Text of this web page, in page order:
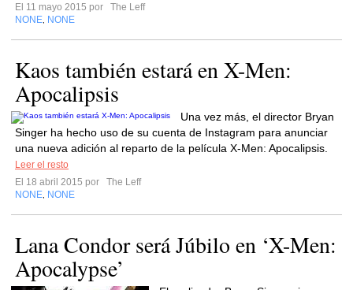
El 11 mayo 2015 por
The Leff
NONE NONE
Kaos también estará en X-Men:
Apocalipsis
Una vez más, el director Bryan
Singer ha hecho uso de su cuenta de Instagram para anunciar
una nueva adición al reparto de la película X-Men: Apocalipsis.
Leer el resto
El 18 abril 2015 por
The Leff
NONE NONE
Lana Condor será Júbilo en ‘X-Men:
Apocalypse’